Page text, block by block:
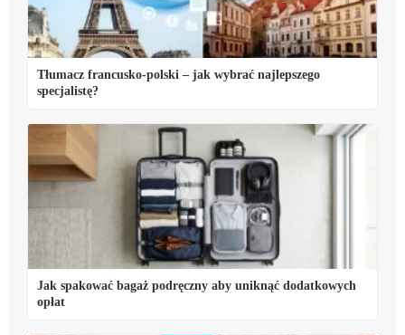
Tłumacz francusko-polski – jak wybrać najlepszego
specjalistę?
Jak spakować bagaż podręczny aby uniknąć dodatkowych
opłat